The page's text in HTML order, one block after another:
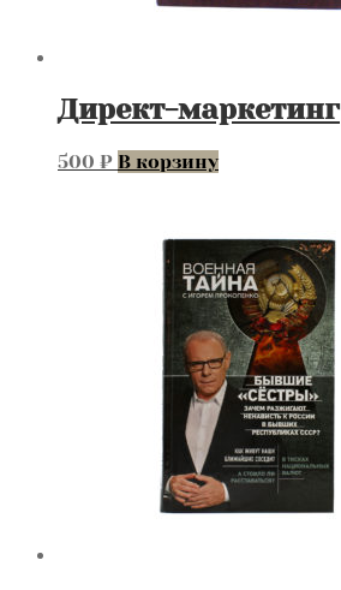
Директ-маркетинг
500 ₽ В корзину